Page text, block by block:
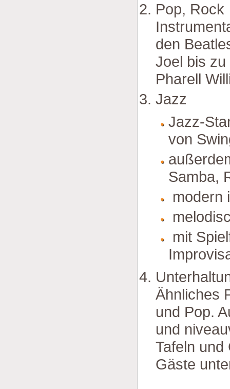
Pop, Rock
den
Joel bis zu
Pharell
Jazz
Jazz-
von
Samba,
modern
mit
Ähnliches
und Pop.
und
Tafeln und
Gäste